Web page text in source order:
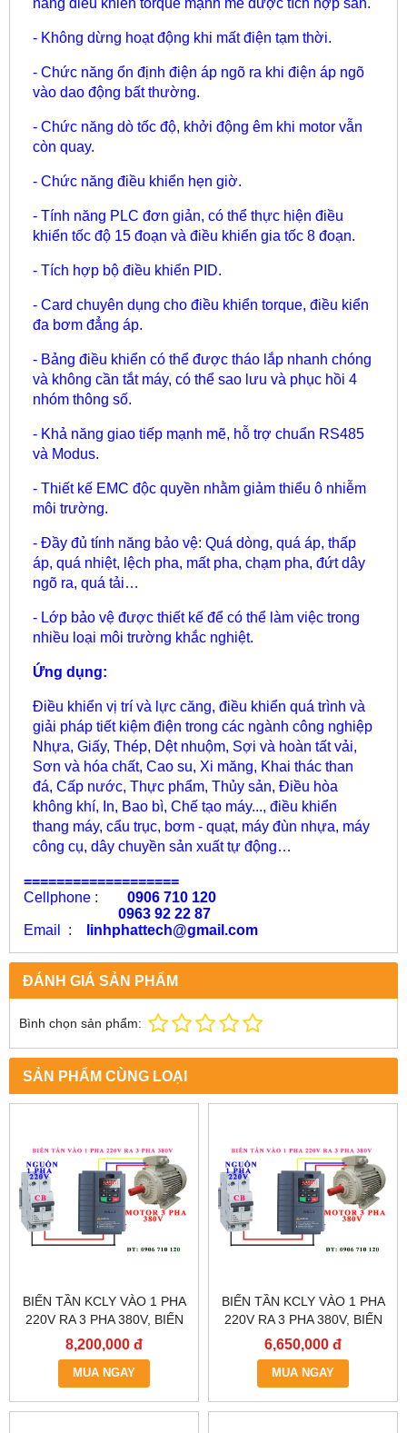
năng điều khiển torque mạnh mẽ được tích hợp sẵn.
- Không dừng hoạt động khi mất điện tạm thời.
- Chức năng ổn định điện áp ngõ ra khi điện áp ngõ
vào dao động bất thường.
- Chức năng dò tốc độ, khởi động êm khi motor vẫn
còn quay.
- Chức năng điều khiển hẹn giờ.
- Tính năng PLC đơn giản, có thể thực hiện điều
khiển tốc độ 15 đoạn và điều khiển gia tốc 8 đoạn.
- Tích hợp bộ điều khiển PID.
- Card chuyên dụng cho điều khiển torque, điều kiển
đa bơm đẳng áp.
- Bảng điều khiển có thể được tháo lắp nhanh chóng
và không cần tắt máy, có thể sao lưu và phục hồi 4
nhóm thông số.
- Khả năng giao tiếp mạnh mẽ, hỗ trợ chuẩn RS485
và Modus.
- Thiết kế EMC độc quyền nhằm giảm thiểu ô nhiễm
môi trường.
- Đầy đủ tính năng bảo vệ: Quá dòng, quá áp, thấp
áp, quá nhiệt, lệch pha, mất pha, chạm pha, đứt dây
ngõ ra, quá tải…
- Lớp bảo vệ được thiết kế để có thể làm việc trong
nhiều loại môi trường khắc nghiệt.
Ứng dụng:
Điều khiển vị trí và lực căng, điều khiển quá trình và
giải pháp tiết kiệm điện trong các ngành công nghiệp
Nhựa, Giấy, Thép, Dệt nhuộm, Sợi và hoàn tất vải,
Sơn và hóa chất, Cao su, Xi măng, Khai thác than
đá, Cấp nước, Thực phẩm, Thủy sản, Điều hòa
không khí, In, Bao bì, Chế tạo máy..., điều khiển
thang máy, cẩu trục, bơm - quạt, máy đùn nhựa, máy
công cụ, dây chuyền sản xuất tự động…
===================
Cellphone : 0906 710 120
0963 92 22 87
Email :
linhphattech@gmail.com
ĐÁNH GIÁ SẢN PHẨM
Bình chọn sản phẩm:
SẢN PHẨM CÙNG LOẠI
BIẾN TẦN KCLY VÀO 1 PHA
220V RA 3 PHA 380V, BIẾN
TẦN KCLY KOC600-011GT3-
B
8,200,000 đ
MUA NGAY
BIẾN TẦN KCLY VÀO 1 PHA
220V RA 3 PHA 380V, BIẾN
TẦN KCLY KOC600-
7R5GT3-B
6,650,000 đ
MUA NGAY